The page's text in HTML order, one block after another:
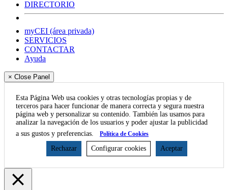
DIRECTORIO
myCEI (área privada)
SERVICIOS
CONTACTAR
Ayuda
× Close Panel
Esta Página Web usa cookies y otras tecnologías propias y de
terceros para hacer funcionar de manera correcta y segura nuestra
página web y personalizar su contenido. También las usamos para
analizar la navegación de los usuarios y poder ajustar la publicidad
a sus gustos y preferencias.
Política de Cookies
Rechazar Configurar cookies Aceptar